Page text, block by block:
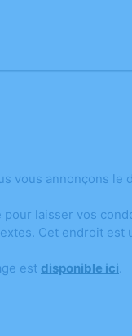
vous annonçons le
laisser vos
Cet endroit est
est disponible ici.